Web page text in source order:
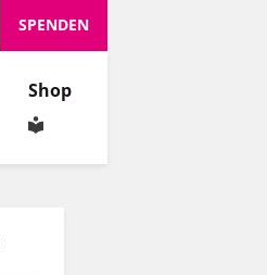
SPENDEN
Shop